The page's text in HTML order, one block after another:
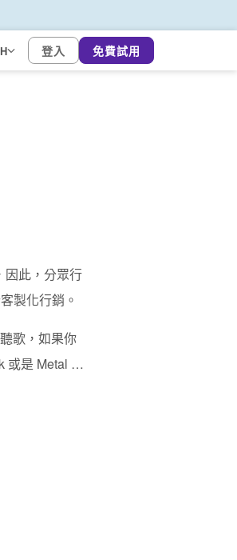
登入 免費試用
因此，分眾行
製化行銷。
歌，如果你
或是 Metal …